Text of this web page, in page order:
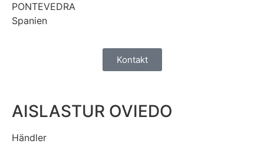
PONTEVEDRA
Spanien
Kontakt
AISLASTUR OVIEDO
Händler